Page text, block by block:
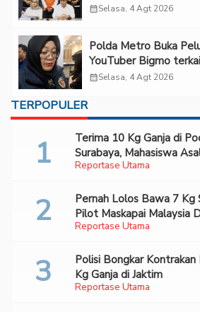
calendar_monthSelasa, 4 Agt 2026
Polda Metro Buka
YouTuber Bigmo
Eksploitasi Anak
calendar_monthSelasa, 4 Agt 2026
TERPOPULER
Reportase Utama
Terima 10 Kg Ganja di
Surabaya, Mahasiswa
Bareskrim
Reportase Utama
Pernah Lolos Bawa 7 Kg
Pilot Maskapai Malaysia
70 Ribu Pil Ekstasi Di
Reportase Utama
Polisi Bongkar
Kg Ganja di Jaktim